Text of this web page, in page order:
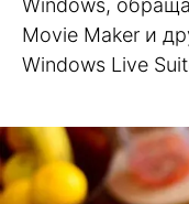
Windows,
Movie Maker и
Windows Live